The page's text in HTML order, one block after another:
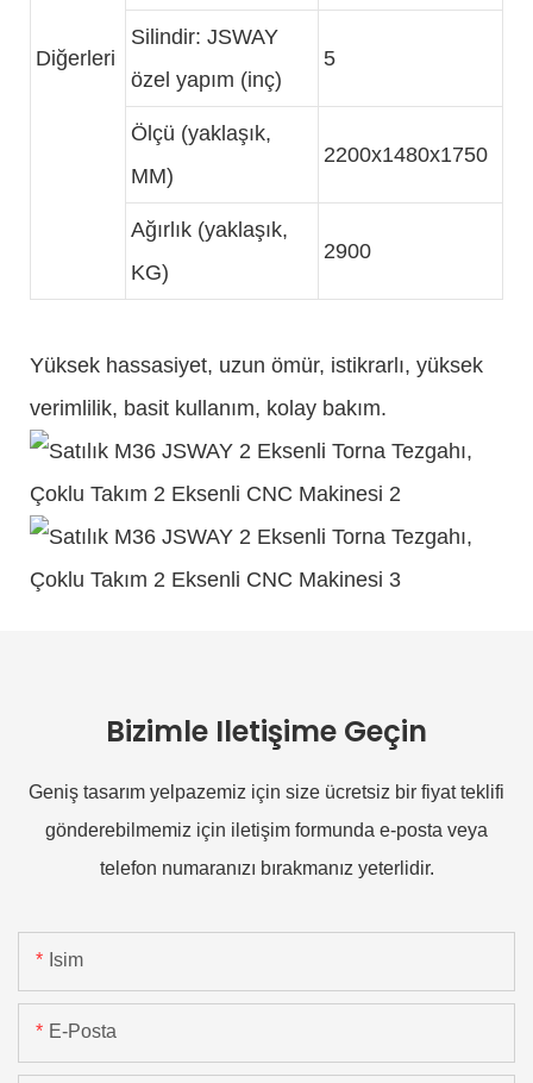
Diğerleri
Silindir: JSWAY
özel yapım (inç)
5
Ölçü (yaklaşık,
MM)
2200x1480x1750
Ağırlık (yaklaşık,
KG)
2900
Yüksek hassasiyet, uzun ömür, istikrarlı, yüksek
verimlilik, basit kullanım, kolay bakım.
Bizimle Iletişime Geçin
Geniş tasarım yelpazemiz için size ücretsiz bir fiyat teklifi
gönderebilmemiz için iletişim formunda e-posta veya
telefon numaranızı bırakmanız yeterlidir.
Isim
E-Posta